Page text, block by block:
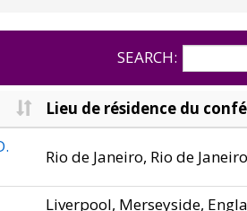
SEARCH:
Lieu de résidence du
Rio de Janeiro, Rio de
Liverpool, Merseyside,